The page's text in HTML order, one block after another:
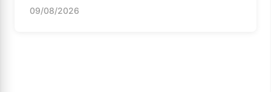
09/08/2026